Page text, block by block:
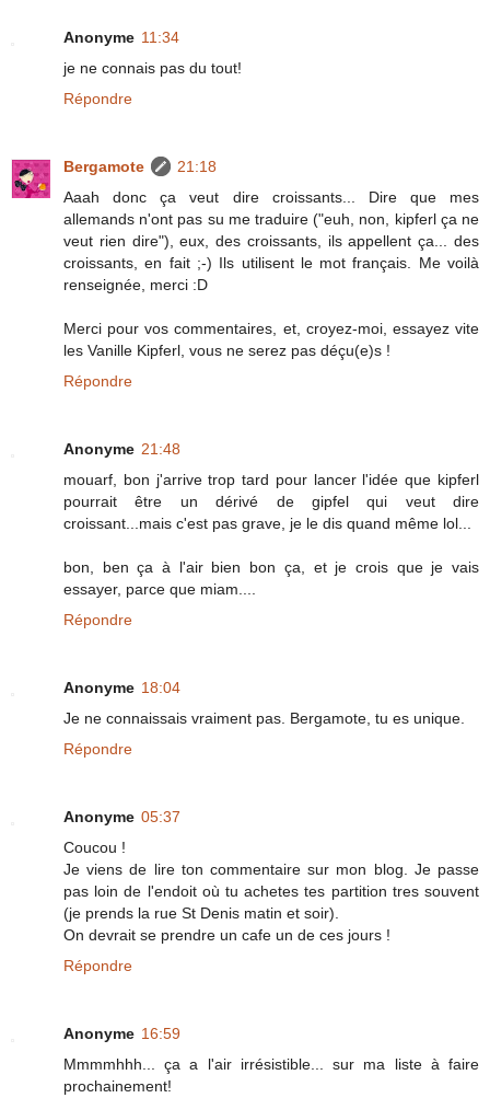
Anonyme 11:34
je ne connais pas du tout!
Répondre
Bergamote
21:18
Aaah donc ça veut dire croissants... Dire que mes
allemands n'ont pas su me traduire ("euh, non, kipferl ça ne
veut rien dire"), eux, des croissants, ils appellent ça... des
croissants, en fait ;-) Ils utilisent le mot français. Me voilà
renseignée, merci :D
Merci pour vos commentaires, et, croyez-moi, essayez vite
les Vanille Kipferl, vous ne serez pas déçu(e)s !
Répondre
Anonyme 21:48
mouarf, bon j'arrive trop tard pour lancer l'idée que kipferl
pourrait être un dérivé de gipfel qui veut dire
croissant...mais c'est pas grave, je le dis quand même lol...
bon, ben ça à l'air bien bon ça, et je crois que je vais
essayer, parce que miam....
Répondre
Anonyme 18:04
Je ne connaissais vraiment pas. Bergamote, tu es unique.
Répondre
Anonyme 05:37
Coucou !
Je viens de lire ton commentaire sur mon blog. Je passe
pas loin de l'endoit où tu achetes tes partition tres souvent
(je prends la rue St Denis matin et soir).
On devrait se prendre un cafe un de ces jours !
Répondre
Anonyme 16:59
Mmmmhhh... ça a l'air irrésistible... sur ma liste à faire
prochainement!